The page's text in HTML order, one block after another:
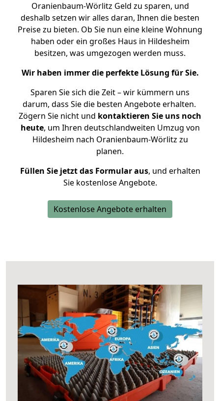
Oranienbaum-Wörlitz Geld zu sparen, und
deshalb setzen wir alles daran, Ihnen die besten
Preise zu bieten. Ob Sie nun eine kleine Wohnung
haben oder ein großes Haus in Hildesheim
besitzen, was umgezogen werden muss.
Wir haben immer die perfekte Lösung für Sie.
Sparen Sie sich die Zeit – wir kümmern uns
darum, dass Sie die besten Angebote erhalten.
Zögern Sie nicht und kontaktieren Sie uns noch
heute, um Ihren deutschlandweiten Umzug von
Hildesheim nach Oranienbaum-Wörlitz zu
planen.
Füllen Sie jetzt das Formular aus, und erhalten
Sie kostenlose Angebote.
Kostenlose Angebote erhalten